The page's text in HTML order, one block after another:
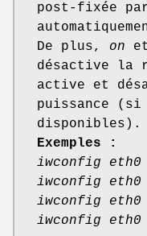
post-fixée
De plus, on
désactive la
active et
puissance
disponibles).
Exemples :
iwconfig eth0
iwconfig eth0
iwconfig eth0
iwconfig